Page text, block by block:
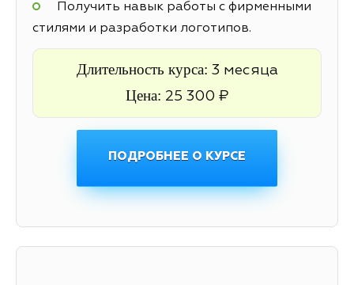
Получить навык работы с фирменными
стилями и разработки логотипов.
Длительность курса: 3 месяца
Цена: 25 300 ₽
ПОДРОБНЕЕ О КУРСЕ